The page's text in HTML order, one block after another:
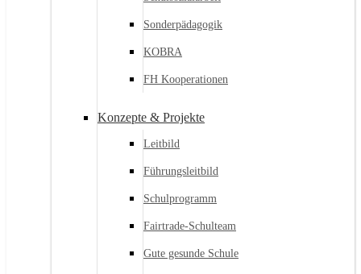
Sonderpädagogik
KOBRA
FH Kooperationen
Konzepte & Projekte
Leitbild
Führungsleitbild
Schulprogramm
Fairtrade-Schulteam
Gute gesunde Schule